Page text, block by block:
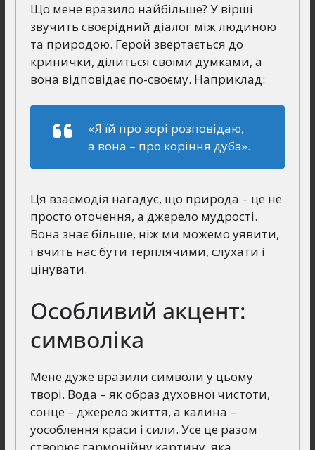
Що мене вразило найбільше? У вірші
звучить своєрідний діалог між людиною
та природою. Герой звертається до
кринички, ділиться своїми думками, а
вона відповідає по-своєму. Наприклад:
«Я їй про зорі розповідаю,
а вона – про коріння дуба».
Ця взаємодія нагадує, що природа – це не
просто оточення, а джерело мудрості.
Вона знає більше, ніж ми можемо уявити,
і вчить нас бути терплячими, слухати і
цінувати.
Особливий акцент:
символіка
Мене дуже вразили символи у цьому
творі. Вода – як образ духовної чистоти,
сонце – джерело життя, а калина –
уособлення краси і сили. Усе це разом